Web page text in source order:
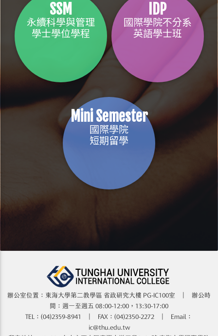
SSM
永續科學與管理
學士學位學程
IDP
國際學院不分系
英語學士班
Mini Semester
國際學院
短期留學
辦公室位置：東海大學第二教學區 省政研究大樓​​​​ PG-IC100室 | 辦公時
間：週一至週五 08:00-12:00，13:30-17:00
TEL：(04)2359-8941 | FAX：(04)2350-2272 | Email：
ic@thu.edu.tw